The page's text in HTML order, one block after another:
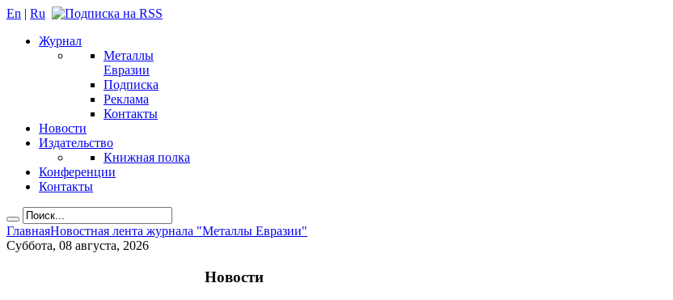
En | Ru
Журнал
Металлы
Евразии
Подписка
Реклама
Контакты
Новости
Издательство
Книжная полка
Конференции
Контакты
ГлавнаяНовостная лента журнала "Металлы Евразии"
Суббота, 08 августа, 2026
Новости